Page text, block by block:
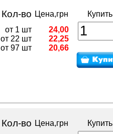
Кол-во Цена,грн
Купить
от 1 шт
от 22 шт
от 97 шт
24,00
22,25
20,66
Кол-во Цена,грн
Купить